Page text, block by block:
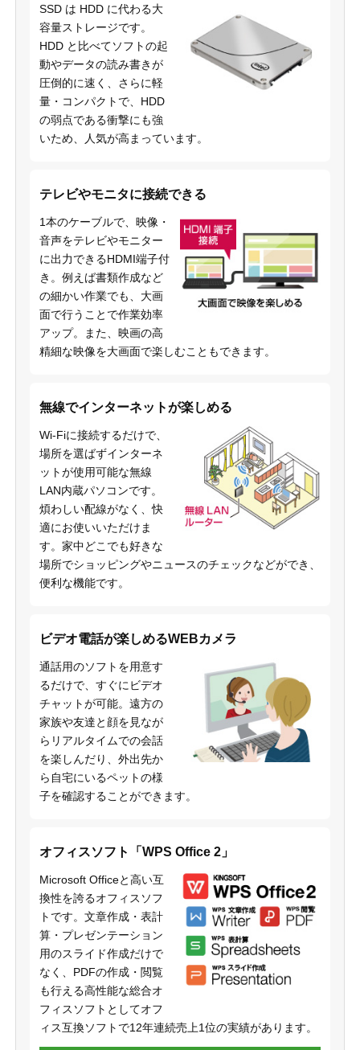
SSD は HDD に代わる大
容量ストレージです。
HDD と比べてソフトの起
動やデータの読み書きが
圧倒的に速く、さらに軽
量・コンパクトで、HDD
の弱点である衝撃にも強
いため、人気が高まっています。
テレビやモニタに接続できる
1本のケーブルで、映像・
音声をテレビやモニター
に出力できるHDMI端子付
き。例えば書類作成など
の細かい作業でも、大画
面で行うことで作業効率
アップ。また、映画の高
精細な映像を大画面で楽しむこともできます。
無線でインターネットが楽しめる
Wi-Fiに接続するだけで、
場所を選ばずインターネ
ットが使用可能な無線
LAN内蔵パソコンです。
煩わしい配線がなく、快
適にお使いいただけま
す。家中どこでも好きな
場所でショッピングやニュースのチェックなどができ、
便利な機能です。
ビデオ電話が楽しめるWEBカメラ
通話用のソフトを用意す
るだけで、すぐにビデオ
チャットが可能。遠方の
家族や友達と顔を見なが
らリアルタイムでの会話
を楽しんだり、外出先か
ら自宅にいるペットの様
子を確認することができます。
オフィスソフト「WPS Office 2」
Microsoft Officeと高い互
換性を誇るオフィスソフ
トです。文章作成・表計
算・プレゼンテーション
用のスライド作成だけで
なく、PDFの作成・閲覧
も行える高性能な総合オ
フィスソフトとしてオフ
ィス互換ソフトで12年連続売上1位の実績があります。